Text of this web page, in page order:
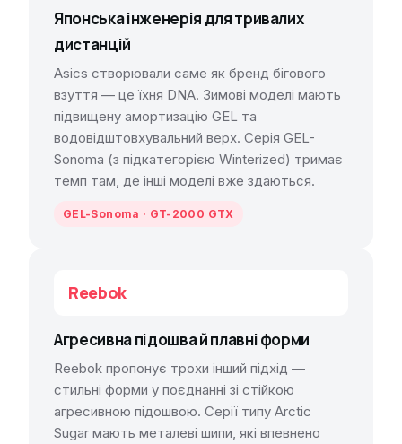
Японська інженерія для тривалих
дистанцій
Asics створювали саме як бренд бігового
взуття — це їхня DNA. Зимові моделі мають
підвищену амортизацію GEL та
водовідштовхувальний верх. Серія GEL-
Sonoma (з підкатегорією Winterized) тримає
темп там, де інші моделі вже здаються.
GEL-Sonoma · GT-2000 GTX
Reebok
Агресивна підошва й плавні форми
Reebok пропонує трохи інший підхід —
стильні форми у поєднанні зі стійкою
агресивною підошвою. Серії типу Arctic
Sugar мають металеві шипи, які впевнено